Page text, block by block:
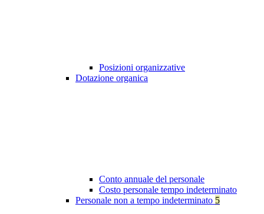
Posizioni organizzative
Dotazione organica
Conto annuale del personale
Costo personale tempo indeterminato
Personale non a tempo indeterminato 5